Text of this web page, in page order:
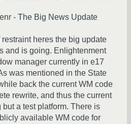
- The Big News Update
heres the big update
and is going. Enlightenment
manager currently in e17
was mentioned in the State
back the current WM code
rewrite, and thus the current
a test platform. There is
available WM code for